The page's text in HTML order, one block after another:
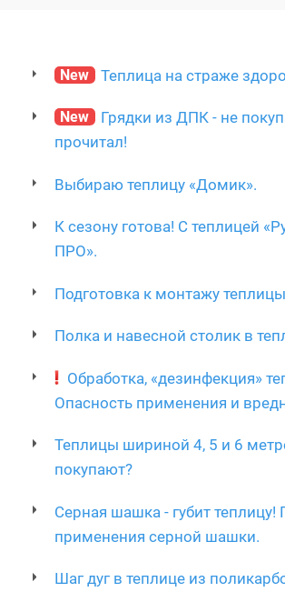
New Теплица на страже
New
Грядки из ДПК - не
прочитал!
Выбираю теплицу «Домик».
К сезону готова! С теплицей
ПРО».
Подготовка к монтажу
Полка и навесной столик в
Обработка, «дезинфекция»
Опасность применения и
Теплицы шириной 4, 5 и 6
покупают?
Серная шашка - губит теплицу!
применения серной шашки.
Шаг дуг в теплице из